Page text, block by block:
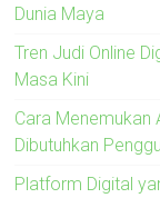
Dunia Maya
Tren Judi Online
Masa Kini
Cara Menemukan
Dibutuhkan
Platform Digital